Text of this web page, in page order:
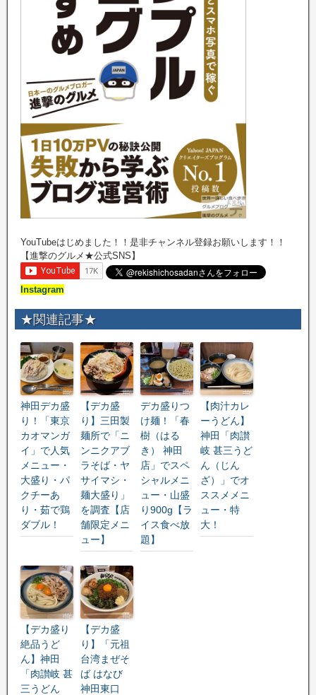
YouTubeはじめました！！是非チャンネル登録お願いします！！
【進撃のグルメ★公式SNS】
Instagram
★関連記事★
神田デカ盛
り！「東京
カオマンガ
イ」で人気
メニュー・
大盛り・パ
クチーあ
り・茹で鶏
ダブル！
【デカ盛
り】三田製
麺所で「ニ
ンニクアブ
ラそば・ヤ
サイマシ・
麺大盛り」
を調査【店
舗限定メニ
ュー】
デカ盛りつ
け麺！「春
樹（はる
き） 神田
店」でスペ
シャルメニ
ュー・山盛
り900g【ラ
イス食べ放
題】
【肉汁カレ
ーうどん】
神田「肉讃
岐 甚三うど
ん（じん
ざ）」でオ
ススメメニ
ュー・特
大！
【デカ盛り
絶品うど
ん】神田
「肉讃岐 甚
三うどん
【デカ盛
り】「元祖
台湾まぜそ
ば はなび
神田東口